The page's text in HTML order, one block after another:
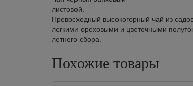
листовой.
Превосходный высокогорный чай из
легкими ореховыми и цветочными
летнего сбора.
Похожие товары